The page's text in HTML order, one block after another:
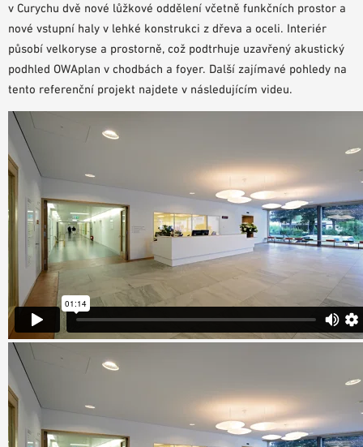
v Curychu dvě nové lůžkové oddělení včetně funkčních prostor a
nové vstupní haly v lehké konstrukci z dřeva a oceli. Interiér
působí velkoryse a prostorně, což podtrhuje uzavřený akustický
podhled OWAplan v chodbách a foyer. Další zajímavé pohledy na
tento referenční projekt najdete v následujícím videu.